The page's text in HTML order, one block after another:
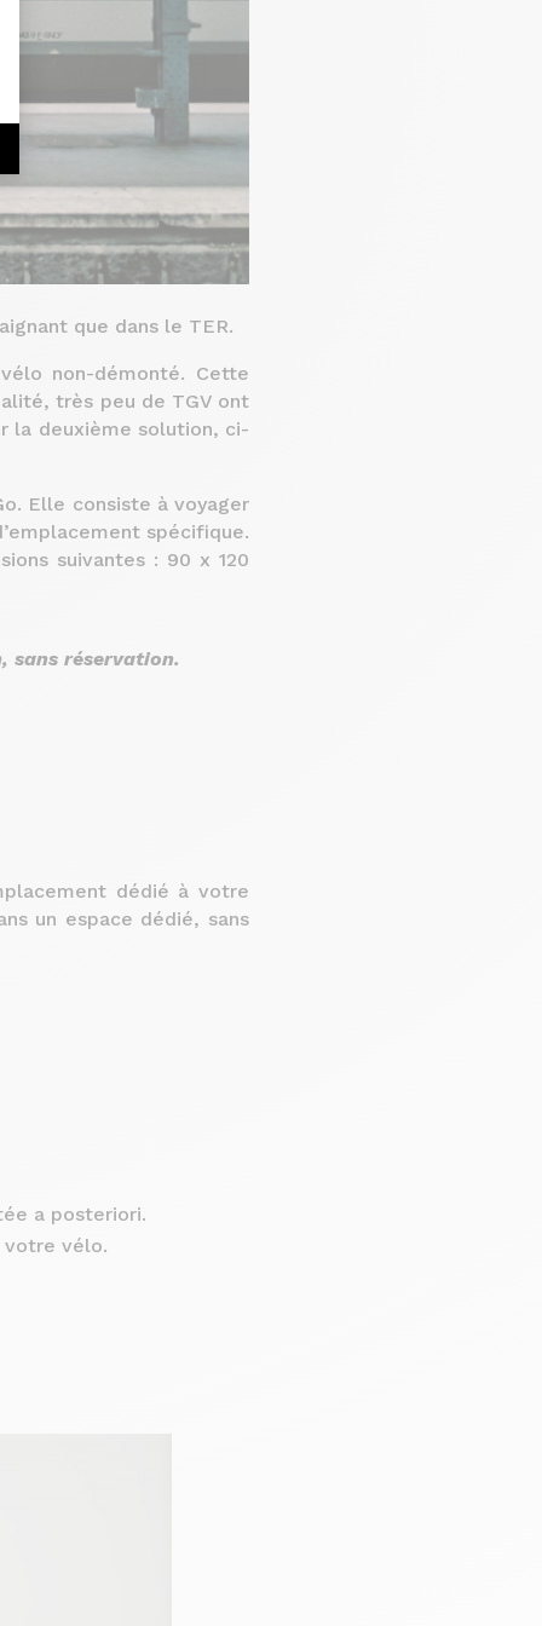
que dans le TER.
non-démonté. Cette
très peu de TGV ont
la deuxième solution, ci-
Elle consiste à voyager
spécifique.
suivantes : 90 x 120
sans réservation.
dédié à votre
un espace dédié, sans
a posteriori.
votre vélo.